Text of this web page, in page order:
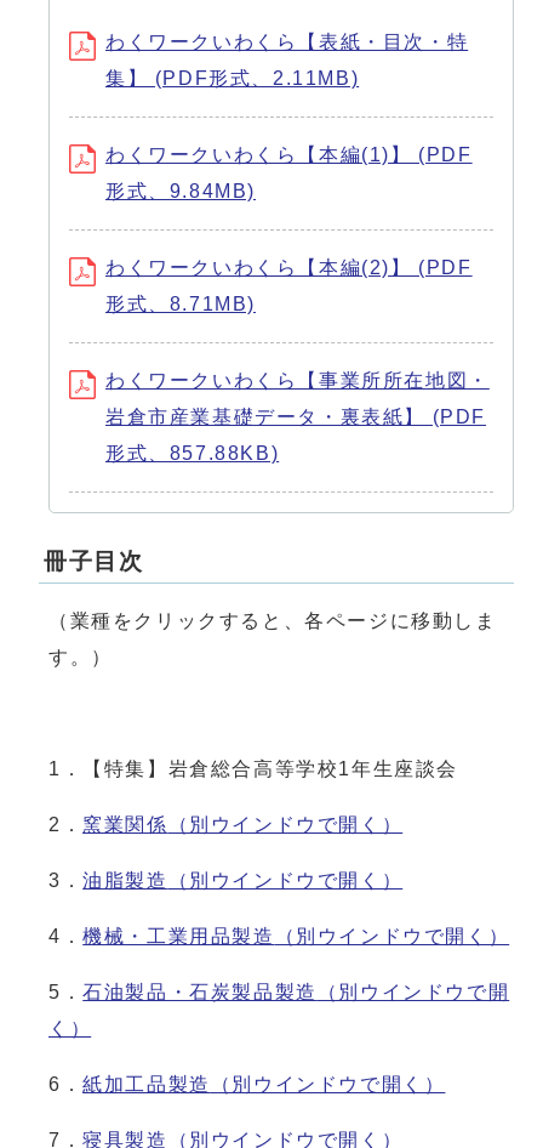
わくワークいわくら【表紙・目次・特
集】 (PDF形式、2.11MB)
わくワークいわくら【本編(1)】 (PDF
形式、9.84MB)
わくワークいわくら【本編(2)】 (PDF
形式、8.71MB)
わくワークいわくら【事業所所在地図・
岩倉市産業基礎データ・裏表紙】 (PDF
形式、857.88KB)
冊子目次
（業種をクリックすると、各ページに移動しま
す。）
1．【特集】岩倉総合高等学校1年生座談会
2． 窯業関係 （別ウインドウで開く）
3．油脂製造 （別ウインドウで開く）
4．機械・工業用品製造 （別ウインドウで開く）
5．石油製品・石炭製品製造
（別ウインドウで開
く）
6．紙加工品製造 （別ウインドウで開く）
7．寝具製造 （別ウインドウで開く）